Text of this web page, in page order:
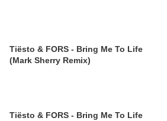
Tiësto & FORS - Bring Me To Life
(Mark Sherry Remix)
Tiësto & FORS - Bring Me To Life